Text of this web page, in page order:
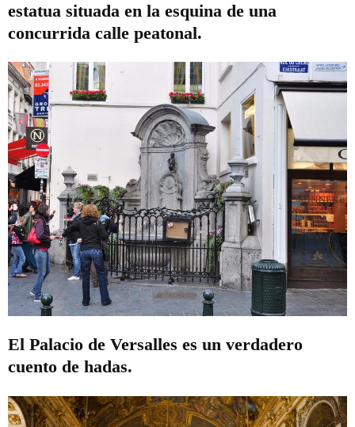
estatua situada en la esquina de una
concurrida calle peatonal.
El Palacio de Versalles es un verdadero
cuento de hadas.